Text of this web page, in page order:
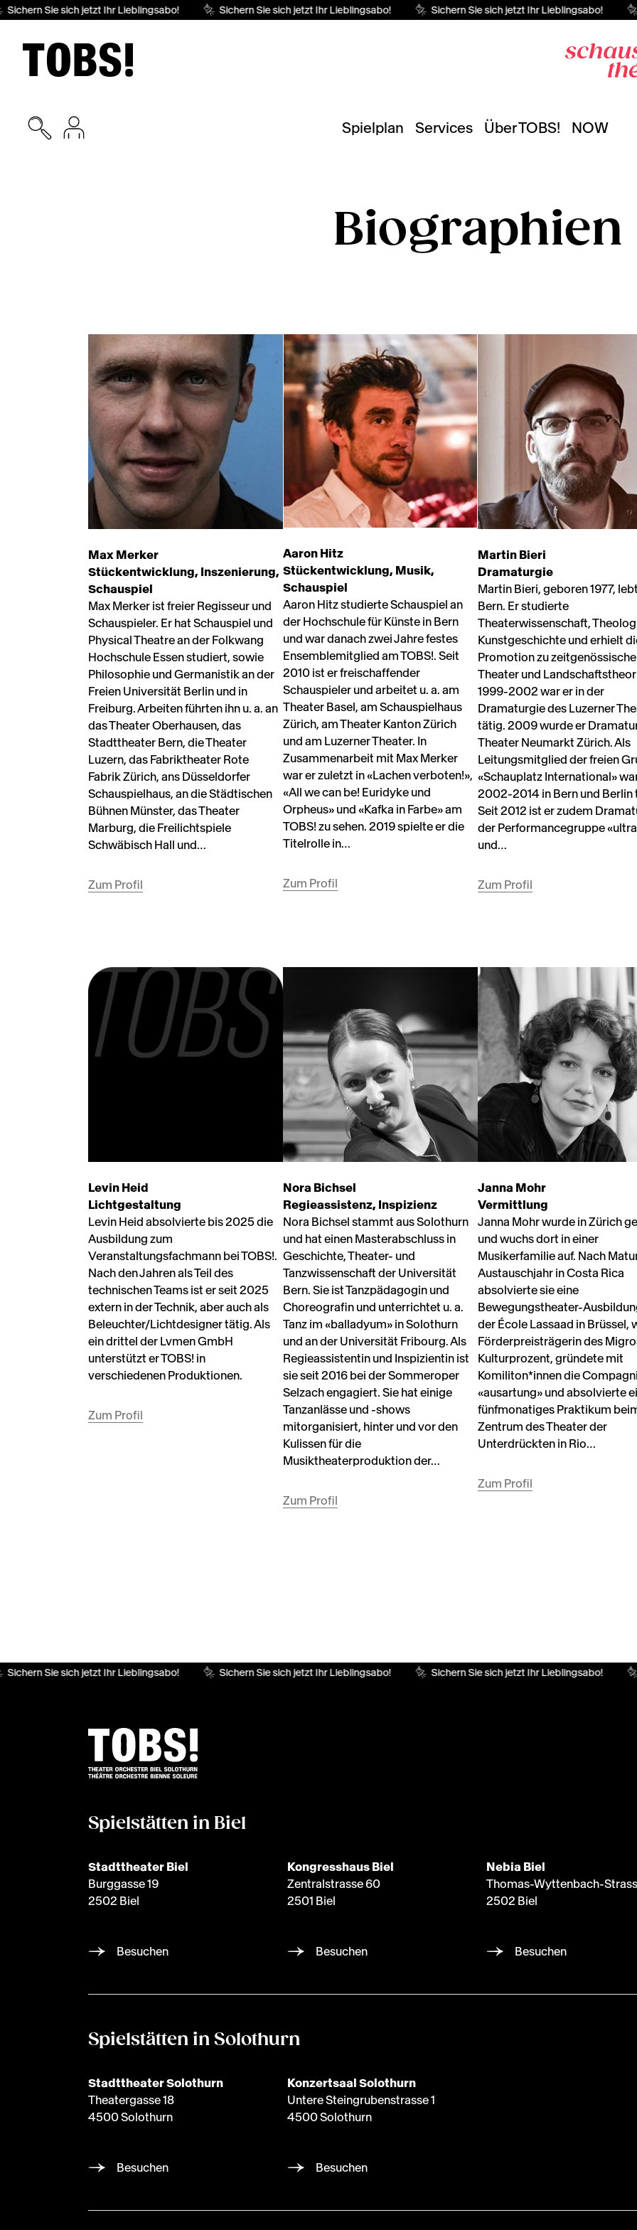
Sie sich jetzt Ihr Lieblingsabo! Sichern Sie sich jetzt Ihr Lieblingsabo! Sichern Sie sich jetzt Ihr Lieblingsabo!
Spielplan Services Über TOBS! NOW
Biographien
Max Merker
Stückentwicklung, Inszenierung,
Schauspiel
Max Merker ist freier Regisseur und
Schauspieler. Er hat Schauspiel und
Physical Theatre an der Folkwang
Hochschule Essen studiert, sowie
Philosophie und Germanistik an der
Freien Universität Berlin und in
Freiburg. Arbeiten führten ihn u. a. an
das Theater Oberhausen, das
Stadttheater Bern, die Theater
Luzern, das Fabriktheater Rote
Fabrik Zürich, ans Düsseldorfer
Schauspielhaus, an die Städtischen
Bühnen Münster, das Theater
Marburg, die Freilichtspiele
Schwäbisch Hall und…
Zum Profil
Aaron Hitz
Stückentwicklung, Musik,
Schauspiel
Aaron Hitz studierte Schauspiel an
der Hochschule für Künste in Bern
und war danach zwei Jahre festes
Ensemblemitglied am TOBS!. Seit
2010 ist er freischaffender
Schauspieler und arbeitet u. a. am
Theater Basel, am Schauspielhaus
Zürich, am Theater Kanton Zürich
und am Luzerner Theater. In
Zusammenarbeit mit Max Merker
war er zuletzt in «Lachen verboten!»,
«All we can be! Euridyke und
Orpheus» und «Kafka in Farbe» am
TOBS! zu sehen. 2019 spielte er die
Titelrolle in…
Zum Profil
Martin Bieri
Dramaturgie
Martin Bieri, geboren 1977,
Bern. Er studierte
Theaterwissenschaft,
Kunstgeschichte und erhielt
Promotion zu
Theater und
1999-2002 war er in der
Dramaturgie des Luzerner
tätig. 2009 wurde er
Theater Neumarkt Zürich. Als
Leitungsmitglied der freien
«Schauplatz International»
2002-2014 in Bern und Berlin
Seit 2012 ist er zudem
der Performancegruppe
und…
Zum Profil
Levin Heid
Lichtgestaltung
Levin Heid absolvierte bis 2025 die
Ausbildung zum
Veranstaltungsfachmann bei TOBS!.
Nach den Jahren als Teil des
technischen Teams ist er seit 2025
extern in der Technik, aber auch als
Beleuchter/Lichtdesigner tätig. Als
ein drittel der Lvmen GmbH
unterstützt er TOBS! in
verschiedenen Produktionen.
Zum Profil
Nora Bichsel
Regieassistenz, Inspizienz
Nora Bichsel stammt aus Solothurn
und hat einen Masterabschluss in
Geschichte, Theater- und
Tanzwissenschaft der Universität
Bern. Sie ist Tanzpädagogin und
Choreografin und unterrichtet u. a.
Tanz im «balladyum» in Solothurn
und an der Universität Fribourg. Als
Regieassistentin und Inspizientin ist
sie seit 2016 bei der Sommeroper
Selzach engagiert. Sie hat einige
Tanzanlässe und -shows
mitorganisiert, hinter und vor den
Kulissen für die
Musiktheaterproduktion der…
Zum Profil
Janna Mohr
Vermittlung
Janna Mohr wurde in Zürich
und wuchs dort in einer
Musikerfamilie auf. Nach
Austauschjahr in Costa Rica
absolvierte sie eine
Bewegungstheater-
der École Lassaad in Brüssel,
Förderpreisträgerin des
Kulturprozent, gründete mit
Komiliton*innen die
«ausartung» und absolvierte
fünfmonatiges Praktikum
Zentrum des Theater der
Unterdrückten in Rio…
Zum Profil
Sie sich jetzt Ihr Lieblingsabo! Sichern Sie sich jetzt Ihr Lieblingsabo! Sichern Sie sich jetzt Ihr Lieblingsabo!
Spielstätten in Biel
Stadttheater Biel
Burggasse 19
2502 Biel
Besuchen
Kongresshaus Biel
Zentralstrasse 60
2501 Biel
Besuchen
Nebia Biel
Thomas-Wyttenbach-
2502 Biel
Besuchen
Spielstätten in Solothurn
Stadttheater Solothurn
Theatergasse 18
4500 Solothurn
Besuchen
Konzertsaal Solothurn
Untere Steingrubenstrasse 1
4500 Solothurn
Besuchen